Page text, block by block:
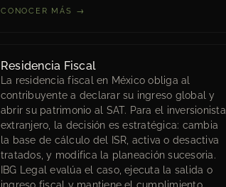
CONOCER MÁS →
Residencia Fiscal
La residencia fiscal en México obliga al
contribuyente a declarar su ingreso global y
abrir su patrimonio al SAT. Para el inversionista
extranjero, la decisión es estratégica: cambia
la base de cálculo del ISR, activa o desactiva
tratados, y modifica la planeación sucesoria.
IBG Legal evalúa el caso, ejecuta la salida o